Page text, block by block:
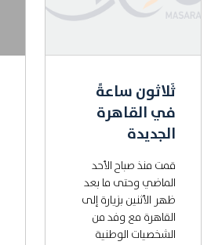
ثَلاثون ساعةً
في القاهرة
الجديدة
قمت منذ صباح الأحد
الماضي وحتى ما بعد
ظهر الأثنين بزيارة إلى
القاهرة مع وفد من
الشخصيات الوطنية